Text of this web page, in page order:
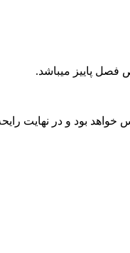
بود و در نهایت